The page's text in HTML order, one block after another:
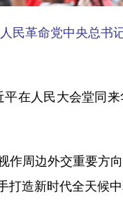
革命党中央总书
在人民大会堂同
周边外交重要方
造新时代全天候中